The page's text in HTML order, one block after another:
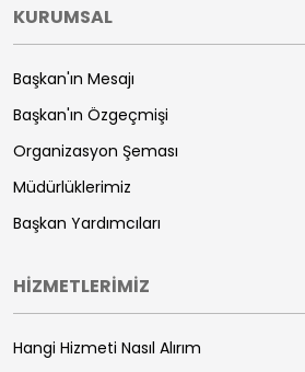
KURUMSAL
Başkan'ın Mesajı
Başkan'ın Özgeçmişi
Organizasyon Şeması
Müdürlüklerimiz
Başkan Yardımcıları
HİZMETLERİMİZ
Hangi Hizmeti Nasıl Alırım